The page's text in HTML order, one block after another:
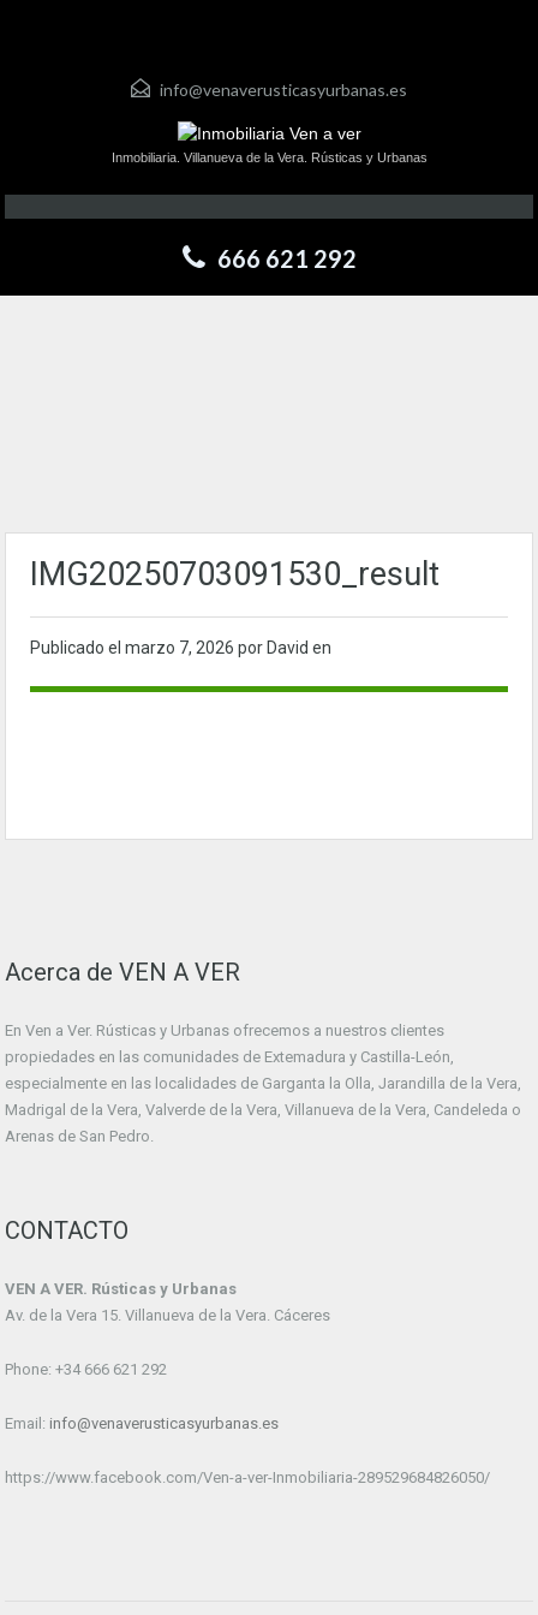
info@venaverusticasyurbanas.es
Inmobiliaria. Villanueva de la Vera. Rústicas y Urbanas
666 621 292
IMG20250703091530_result
Publicado el marzo 7, 2026 por David en
Acerca de VEN A VER
En Ven a Ver. Rústicas y Urbanas ofrecemos a nuestros clientes
propiedades en las comunidades de Extemadura y Castilla-León,
especialmente en las localidades de Garganta la Olla, Jarandilla de la Vera,
Madrigal de la Vera, Valverde de la Vera, Villanueva de la Vera, Candeleda o
Arenas de San Pedro.
CONTACTO
VEN A VER. Rústicas y Urbanas
Av. de la Vera 15. Villanueva de la Vera. Cáceres
Phone: +34 666 621 292
Email: info@venaverusticasyurbanas.es
https://www.facebook.com/Ven-a-ver-Inmobiliaria-289529684826050/